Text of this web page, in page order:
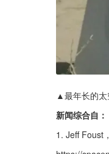
▲最年长的太
新闻综合自：
1. Jeff Foust